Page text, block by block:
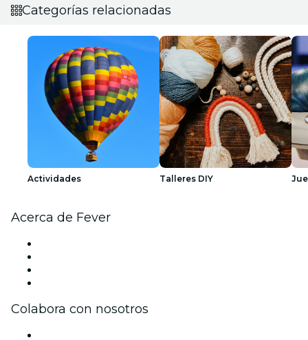
Categorías relacionadas
Actividades Talleres DIY
Acerca de Fever
Colabora con nosotros